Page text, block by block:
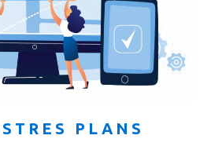
PLANS